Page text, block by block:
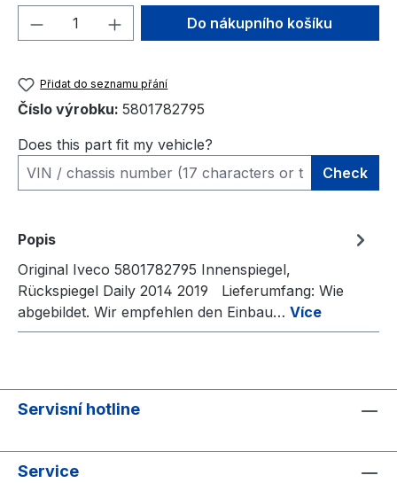
Množství produktu: Zadejte
Do nákupního košíku
Přidat do seznamu přání
Číslo výrobku: 5801782795
Does this part fit my vehicle?
Check
Popis
Original Iveco 5801782795 Innenspiegel,
Rückspiegel Daily 2014 2019 Lieferumfang: Wie
abgebildet. Wir empfehlen den Einbau… Více
Servisní hotline
Service